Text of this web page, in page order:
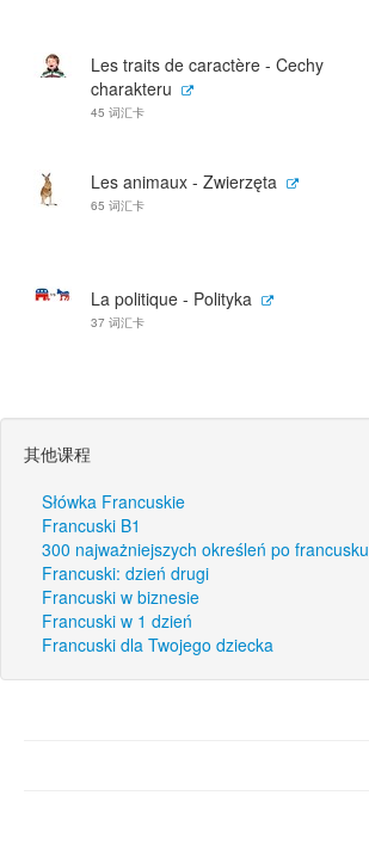
Les traits de caractère - Cechy
charakteru
45 词汇卡
Les animaux - Zwierzęta
65 词汇卡
La politique - Polityka
37 词汇卡
其他课程
Słówka Francuskie
Francuski B1
300 najważniejszych określeń po francusku
Francuski: dzień drugi
Francuski w biznesie
Francuski w 1 dzień
Francuski dla Twojego dziecka